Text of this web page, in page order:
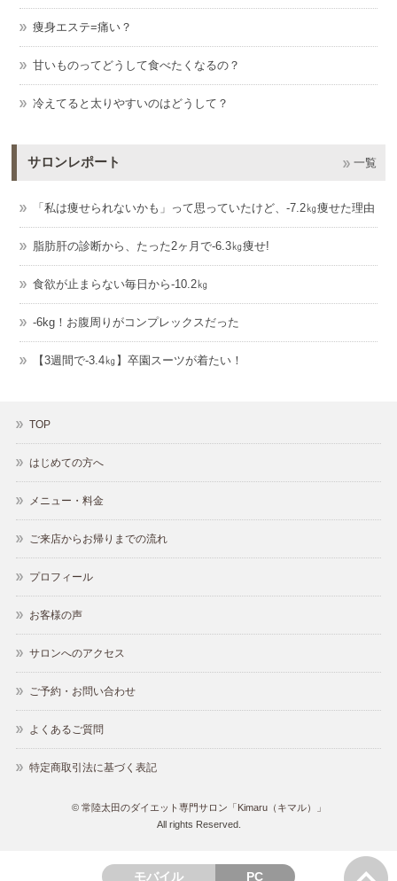
痩身エステ=痛い？
甘いものってどうして食べたくなるの？
冷えてると太りやすいのはどうして？
サロンレポート 一覧
「私は痩せられないかも」って思っていたけど、-7.2㎏痩せた理由
脂肪肝の診断から、たった2ヶ月で-6.3㎏痩せ!
食欲が止まらない毎日から-10.2㎏
-6kg！お腹周りがコンプレックスだった
【3週間で-3.4㎏】卒園スーツが着たい！
TOP
はじめての方へ
メニュー・料金
ご来店からお帰りまでの流れ
プロフィール
お客様の声
サロンへのアクセス
ご予約・お問い合わせ
よくあるご質問
特定商取引法に基づく表記
© 常陸太田のダイエット専門サロン「Kimaru（キマル）」
All rights Reserved.
モバイル PC